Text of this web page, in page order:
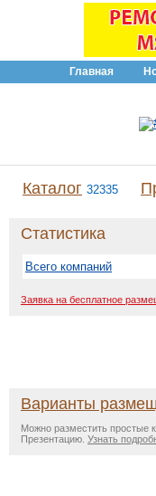
Главная
Каталог 32335
Статистика
Всего компаний
Заявка на бесплатное
Варианты
Можно разместить простые
Презентацию. Узнать